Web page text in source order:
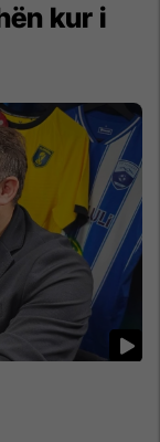
kur i